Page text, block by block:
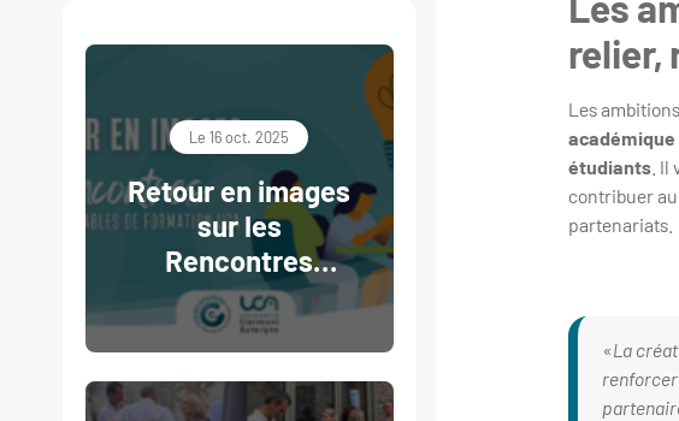
relier,
Les
étudiants. Il
contribuer
partenariats.
La
Le 16 oct. 2025
Retour en images
sur les
Rencontres
RH/Responsables
de formation -
Entreprises UCA